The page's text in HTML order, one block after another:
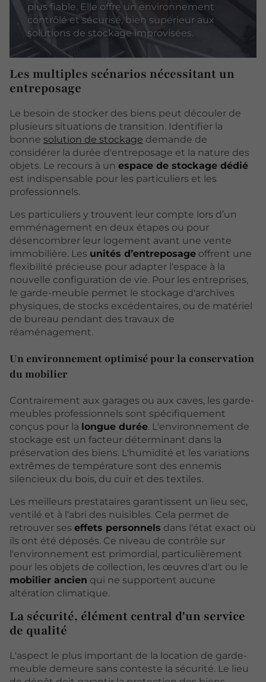
plus fiable. Elle offre un environnement
contrôlé et sécurisé, bien supérieur aux
solutions de stockage improvisées.
Les multiples scénarios nécessitant un
entreposage
Le besoin de stocker des biens peut découler de
plusieurs situations de transition. Identifier la
bonne solution de stockage demande de
considérer la durée d'entreposage et la nature des
objets. Le recours à un espace de stockage dédié
est indispensable pour les particuliers et les
professionnels.
Les particuliers y trouvent leur compte lors d’un
emménagement en deux étapes ou pour
désencombrer leur logement avant une vente
immobilière. Les unités d’entreposage offrent une
flexibilité précieuse pour adapter l'espace à la
nouvelle configuration de vie. Pour les entreprises,
le garde-meuble permet le stockage d'archives
physiques, de stocks excédentaires, ou de matériel
de bureau pendant des travaux de
réaménagement.
Un environnement optimisé pour la conservation
du mobilier
Contrairement aux garages ou aux caves, les garde-
meubles professionnels sont spécifiquement
conçus pour la longue durée. L'environnement de
stockage est un facteur déterminant dans la
préservation des biens. L'humidité et les variations
extrêmes de température sont des ennemis
silencieux du bois, du cuir et des textiles.
Les meilleurs prestataires garantissent un lieu sec,
ventilé et à l'abri des nuisibles. Cela permet de
retrouver ses effets personnels dans l'état exact où
ils ont été déposés. Ce niveau de contrôle sur
l'environnement est primordial, particulièrement
pour les objets de collection, les œuvres d'art ou le
mobilier ancien qui ne supportent aucune
altération climatique.
La sécurité, élément central d'un service
de qualité
L'aspect le plus important de la location de garde-
meuble demeure sans conteste la sécurité. Le lieu